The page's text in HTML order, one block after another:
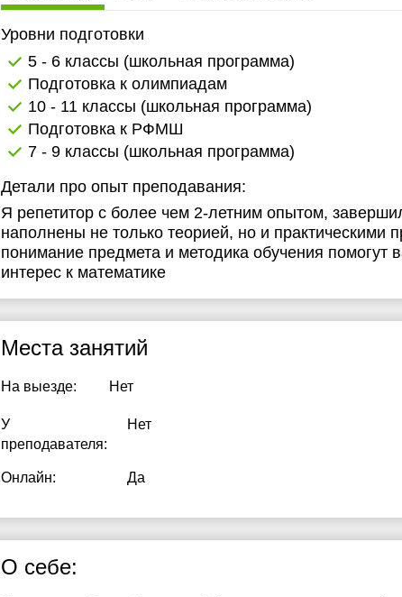
Уровни подготовки
5 - 6 классы (школьная программа)
Подготовка к олимпиадам
10 - 11 классы (школьная программа)
Подготовка к РФМШ
7 - 9 классы (школьная программа)
Детали про опыт преподавания:
Я репетитор с более чем 2-летним опытом,
наполнены не только теорией, но и
понимание предмета и методика обучения помогут
интерес к математике
Места занятий
На выезде: Нет
У
преподавателя:
Нет
Онлайн: Да
О себе:
20:00